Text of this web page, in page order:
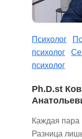
Психолог
психолог
психолог
Ph.D.st
Каждая пара
Разница